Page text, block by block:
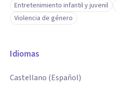
Entretenimiento infantil y juvenil
Violencia de género
Idiomas
Castellano (Español)